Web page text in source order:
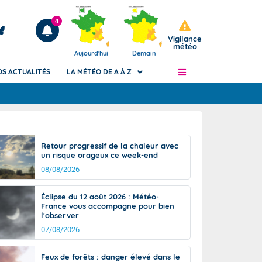
Articles
4
Aujourd'hui Demain
Vigilance
météo
de
Phénomènes dangereux de J+2 à J+7
Avertissement pluies intenses à l'échelle
des communes (Apic)
Bulletins Marine
Bulletins d'estimation du risque
d'avalanche
Météo des forêts
Vigicrues
ACTUALITÉS LA MÉTÉO DE A À Z
Retour progressif de la chaleur avec
un risque orageux ce week-end
08/08/2026
Éclipse du 12 août 2026 : Météo-
France vous accompagne pour bien
l'observer
07/08/2026
Feux de forêts : danger élevé dans le